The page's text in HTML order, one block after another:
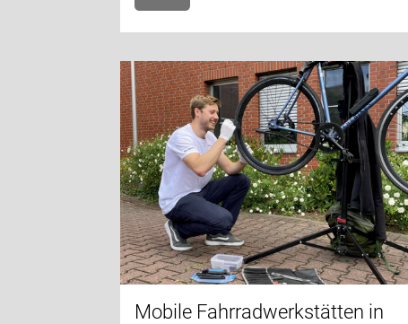
Mobile Fahrradwerkstätten in